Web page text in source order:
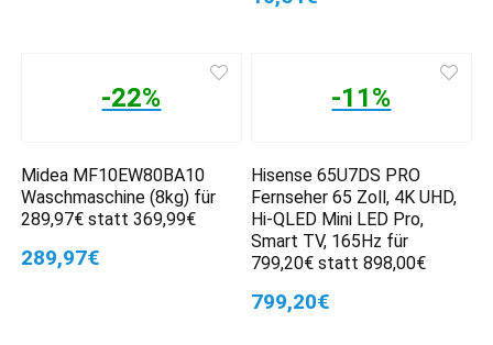
-22%
Midea MF10EW80BA10
Waschmaschine (8kg) für
289,97€ statt 369,99€
289,97€
-11%
Hisense 65U7DS PRO
Fernseher 65 Zoll, 4K UHD,
Hi-QLED Mini LED Pro,
Smart TV, 165Hz für
799,20€ statt 898,00€
799,20€